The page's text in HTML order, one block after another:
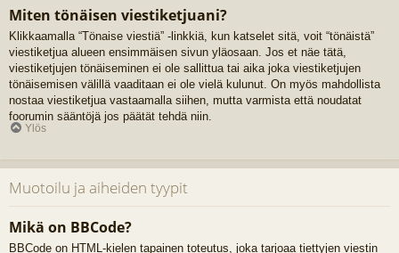
Miten tönäisen viestiketjuani?
Klikkaamalla “Tönaise viestiä” -linkkiä, kun katselet sitä, voit “tönäistä”
viestiketjua alueen ensimmäisen sivun yläosaan. Jos et näe tätä,
viestiketjujen tönäiseminen ei ole sallittua tai aika joka viestiketjujen
tönäisemisen välillä vaaditaan ei ole vielä kulunut. On myös mahdollista
nostaa viestiketjua vastaamalla siihen, mutta varmista että noudatat
foorumin sääntöjä jos päätät tehdä niin.
Ylös
Muotoilu ja aiheiden tyypit
Mikä on BBCode?
BBCode on HTML-kielen tapainen toteutus, joka tarjoaa tiettyjen viestin